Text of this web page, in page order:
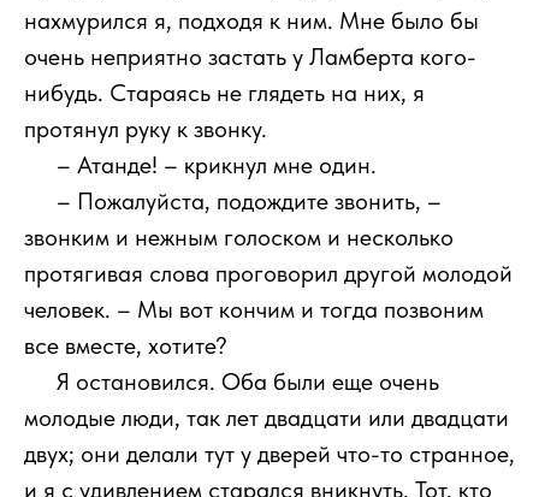
нахмурился я, подходя к ним. Мне было бы
очень неприятно застать у Ламберта кого-
нибудь. Стараясь не глядеть на них, я
протянул руку к звонку.
– Атанде! – крикнул мне один.
– Пожалуйста, подождите звонить, –
звонким и нежным голоском и несколько
протягивая слова проговорил другой молодой
человек. – Мы вот кончим и тогда позвоним
все вместе, хотите?
Я остановился. Оба были еще очень
молодые люди, так лет двадцати или двадцати
двух; они делали тут у дверей что-то странное,
и я с удивлением старался вникнуть. Тот, кто